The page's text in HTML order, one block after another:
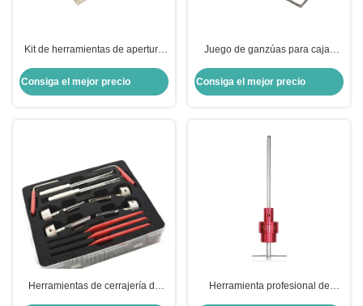
Kit de herramientas de apertura
Dimple 3pcs Herramientas de
cerrajería Diseño telescópico
Consiga el mejor precio
Juego de ganzúas para cajas
cerrajería 8 en 2
Consiga el mejor precio
Herramientas de cerrajería de
Herramienta profesional de